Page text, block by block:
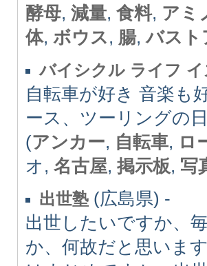
酵母, 減量, 食料, アミ
体, ボウス, 腸,バスト
バイシクル ライフ
自転車が好き 音楽も
ース、ツーリングの
(アンカー, 自転車, ロ
オ, 名古屋, 掲示板, 写
出世塾 (広島県) -
出世したいですか、
か、何故だと思いま